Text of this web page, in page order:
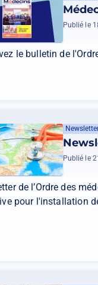
Publié le
le bulletin de
Publié le
de l’Ordre des
pour l'installation